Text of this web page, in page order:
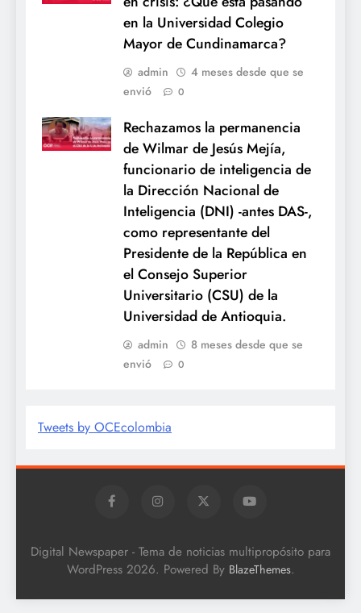
en la Universidad Colegio
Mayor de Cundinamarca?
admin
4 meses desde que se
envió
0
Rechazamos la permanencia
de Wilmar de Jesús Mejía,
funcionario de inteligencia de
la Dirección Nacional de
Inteligencia (DNI) -antes DAS-,
como representante del
Presidente de la República en
el Consejo Superior
Universitario (CSU) de la
Universidad de Antioquia.
admin
8 meses desde que se
envió
0
Tweets by OCEcolombia
Digital Newspaper - Tema de noticias multipropósito para
WordPress 2026. Powered By BlazeThemes.